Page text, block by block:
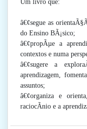
Um livro que:
â€¢segue as
do Ensino BÃ¡sico;
â€¢propÃµe a
contextos e numa
â€¢sugere a
aprendizagem,
assuntos;
â€¢organiza e
raciocÃ­nio e a